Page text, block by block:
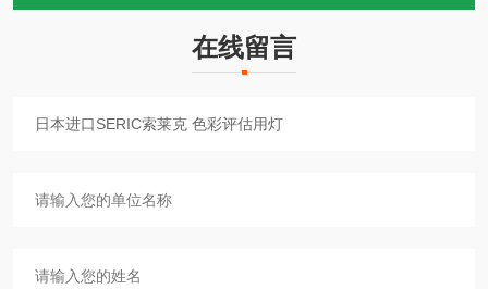
在线留言